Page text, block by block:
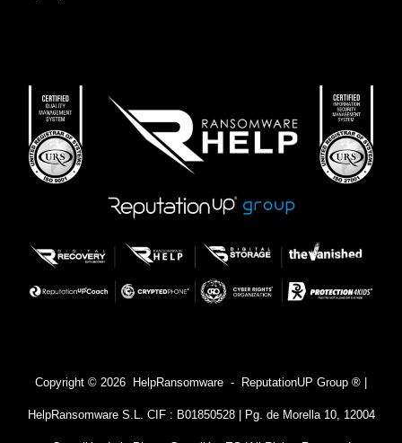
Copyright © 2026 HelpRansomware - ReputationUP Group ® |
HelpRansomware S.L. CIF : B01850528 | Pg. de Morella 10, 12004